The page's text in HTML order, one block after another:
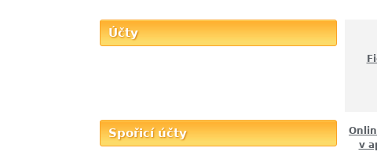
Účty
Spořicí účty
v